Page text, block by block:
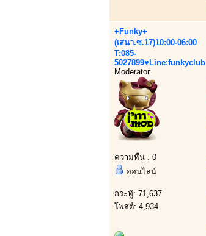
+Funky+
(เสนา.ซ.17)10:00-06:00
T:085-
5027899♥Line:funkyclub
Moderator
ความหื่น : 0
ออนไลน์
กระทู้: 71,637
โพสต์: 4,934